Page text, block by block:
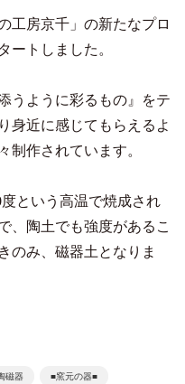
工房京千」の新たなプロ
ートしました。
うように彩るもの』をテ
身近に感じてもらえるよ
制作されています。
という高温で焼成され
、陶土でも強度があるこ
のみ、磁器土となりま
磁器 ■窯元の器■